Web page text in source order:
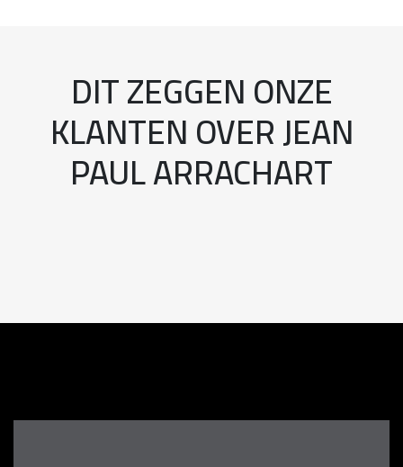
DIT ZEGGEN ONZE
KLANTEN OVER JEAN
PAUL ARRACHART